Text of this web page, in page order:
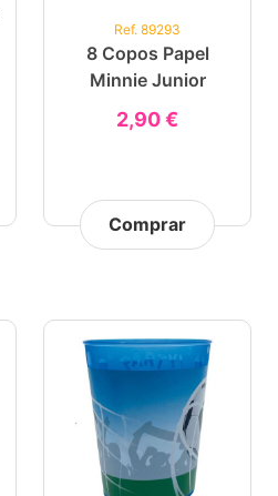
Ref. 89293
8 Copos Papel
Minnie Junior
2,90 €
Comprar